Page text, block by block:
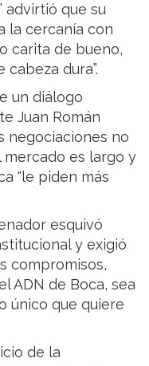
advirtió que su
la cercanía con
carita de bueno,
dura”.
un diálogo
Juan Román
negociaciones no
es largo y
“le piden más
esquivó
y exigió
compromisos,
ADN de Boca, sea
único que quiere
de la